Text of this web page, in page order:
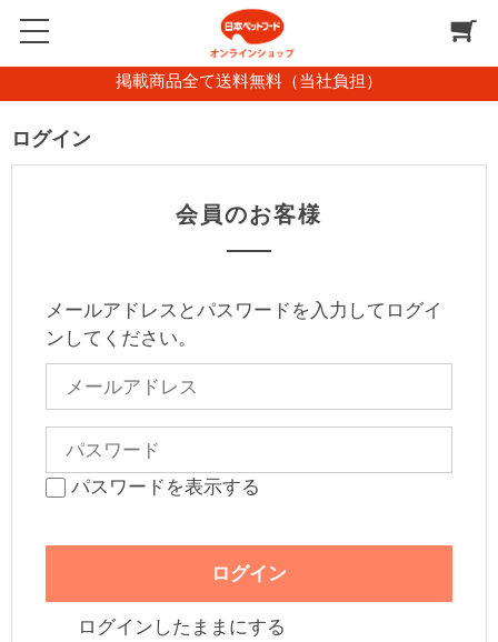
掲載商品全て送料無料（当社負担）
ログイン
会員のお客様
メールアドレスとパスワードを入力してログイ
ンしてください。
パスワードを表示する
ログインしたままにする